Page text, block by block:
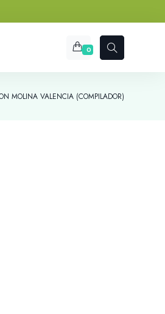
0
MOLINA VALENCIA (COMPILADOR)